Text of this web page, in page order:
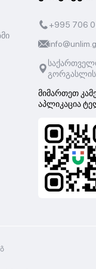
+995 706
გორგასლის
მიმართეთ
აპლიკაცია